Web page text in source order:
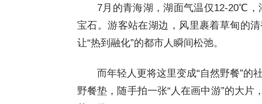
7月的青海湖，湖面气温仅12-20℃
宝石。游客站在湖边，风里裹着草甸的
让“热到融化”的都市人瞬间松弛。
而年轻人更将这里变成“自然野餐”的
野餐垫，随手拍一张“人在画中游”的大